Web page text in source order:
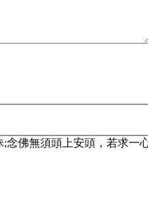
念佛無須頭上安頭，若求一